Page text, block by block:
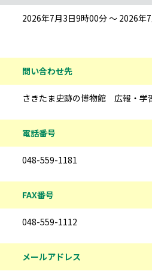
2026年7月3日9時00分 ～ 2026年
問い合わせ先
さきたま史跡の博物館 広報・学
電話番号
048-559-1181
FAX番号
048-559-1112
メールアドレス